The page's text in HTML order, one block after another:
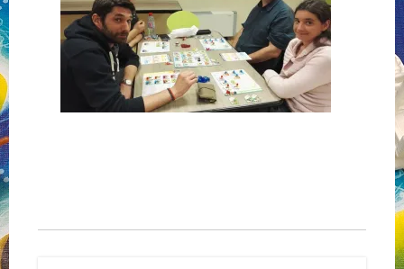
NOUS CONTACTER !